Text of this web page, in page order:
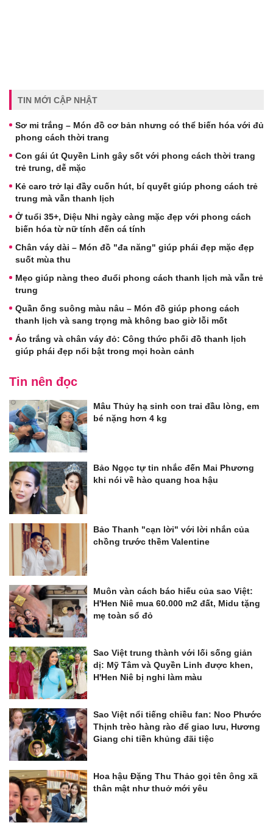
TIN MỚI CẬP NHẬT
Sơ mi trắng – Món đồ cơ bản nhưng có thể biến hóa với đủ
phong cách thời trang
Con gái út Quyền Linh gây sốt với phong cách thời trang
trẻ trung, dễ mặc
Kẻ caro trở lại đầy cuốn hút, bí quyết giúp phong cách trẻ
trung mà vẫn thanh lịch
Ở tuổi 35+, Diệu Nhi ngày càng mặc đẹp với phong cách
biến hóa từ nữ tính đến cá tính
Chân váy dài – Món đồ "đa năng" giúp phái đẹp mặc đẹp
suốt mùa thu
Mẹo giúp nàng theo đuổi phong cách thanh lịch mà vẫn trẻ
trung
Quần ống suông màu nâu – Món đồ giúp phong cách
thanh lịch và sang trọng mà không bao giờ lỗi mốt
Áo trắng và chân váy đỏ: Công thức phối đồ thanh lịch
giúp phái đẹp nổi bật trong mọi hoàn cảnh
Tin nên đọc
Mâu Thủy hạ sinh con trai đầu lòng, em
bé nặng hơn 4 kg
Bảo Ngọc tự tin nhắc đến Mai Phương
khi nói về hào quang hoa hậu
Bảo Thanh "cạn lời" với lời nhắn của
chồng trước thềm Valentine
Muôn vàn cách báo hiếu của sao Việt:
H'Hen Niê mua 60.000 m2 đất, Midu tặng
mẹ toàn sổ đỏ
Sao Việt trung thành với lối sống giản
dị: Mỹ Tâm và Quyền Linh được khen,
H'Hen Niê bị nghi làm màu
Sao Việt nổi tiếng chiều fan: Noo Phước
Thịnh trèo hàng rào để giao lưu, Hương
Giang chi tiền khủng đãi tiệc
Hoa hậu Đặng Thu Thảo gọi tên ông xã
thân mật như thuở mới yêu